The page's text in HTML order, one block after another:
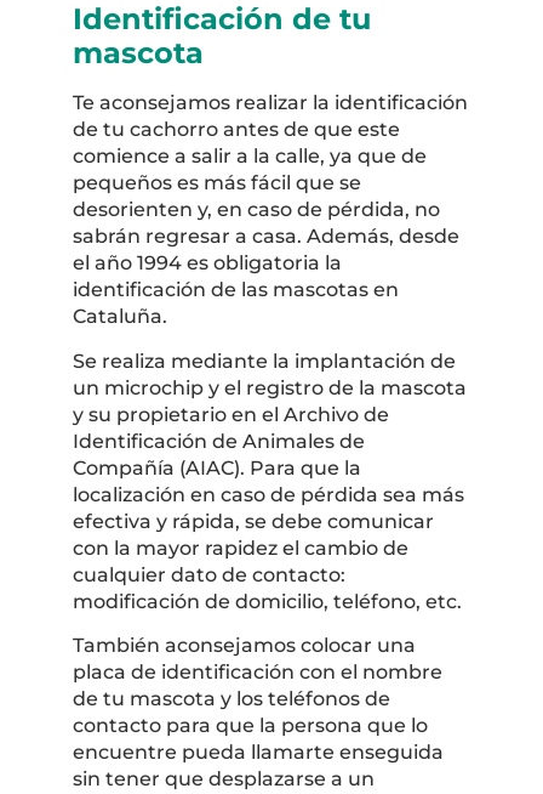
Identificación de tu
mascota
Te aconsejamos realizar la identificación
de tu cachorro antes de que este
comience a salir a la calle, ya que de
pequeños es más fácil que se
desorienten y, en caso de pérdida, no
sabrán regresar a casa. Además, desde
el año 1994 es obligatoria la
identificación de las mascotas en
Cataluña.
Se realiza mediante la implantación de
un microchip y el registro de la mascota
y su propietario en el Archivo de
Identificación de Animales de
Compañía (AIAC). Para que la
localización en caso de pérdida sea más
efectiva y rápida, se debe comunicar
con la mayor rapidez el cambio de
cualquier dato de contacto:
modificación de domicilio, teléfono, etc.
También aconsejamos colocar una
placa de identificación con el nombre
de tu mascota y los teléfonos de
contacto para que la persona que lo
encuentre pueda llamarte enseguida
sin tener que desplazarse a un